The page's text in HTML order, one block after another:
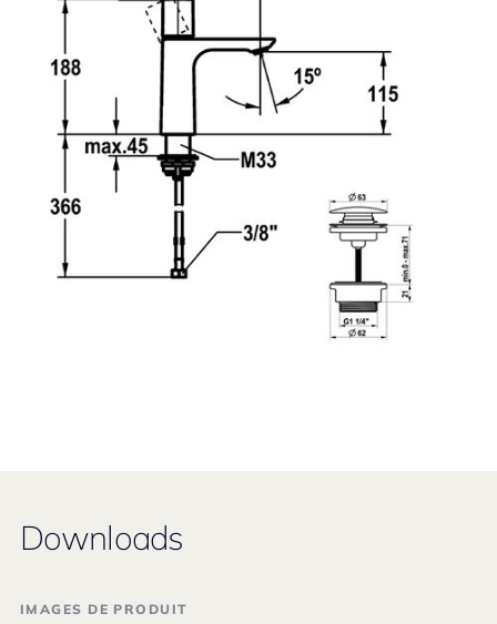
Downloads
IMAGES DE PRODUIT